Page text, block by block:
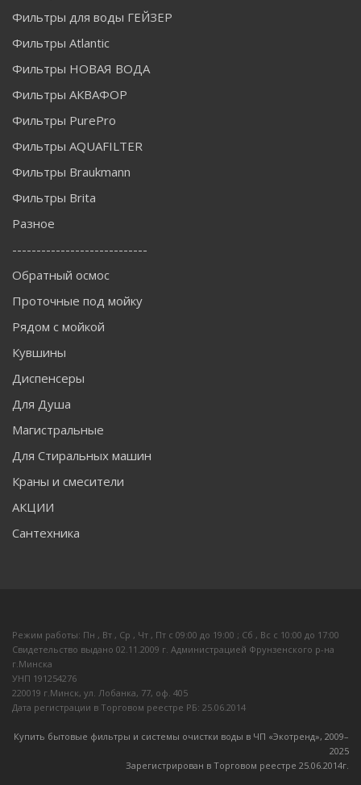
Фильтры для воды ГЕЙЗЕР
Фильтры Atlantic
Фильтры НОВАЯ ВОДА
Фильтры АКВАФОР
Фильтры PurePro
Фильтры AQUAFILTER
Фильтры Braukmann
Фильтры Brita
Разное
----------------------------
Обратный осмос
Проточные под мойку
Рядом с мойкой
Кувшины
Диспенсеры
Для Душа
Магистральные
Для Стиральных машин
Краны и смесители
АКЦИИ
Сантехника
Режим работы: Пн , Вт , Ср , Чт , Пт c 09:00 до 19:00 ; Сб , Вс c 10:00 до 17:00
Свидетельство выдано 02.11.2009 г. Администрацией Фрунзенского р-на
г.Минска
УНП 191254276
220019 г.Минск, ул. Лобанка, 77, оф. 405
Дата регистрации в Торговом реестре РБ: 25.06.2014
Купить бытовые фильтры и системы очистки воды в ЧП «Экотренд», 2009–
2025
Зарегистрирован в Торговом реестре 25.06.2014г.